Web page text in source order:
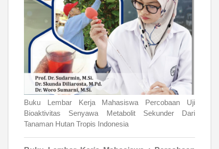
Buku Lembar Kerja Mahasiswa Percobaan Uji
Bioaktivitas Senyawa Metabolit Sekunder Dari
Tanaman Hutan Tropis Indonesia